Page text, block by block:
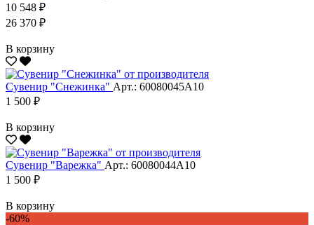
10 548 ₽
26 370 ₽
В корзину
Сувенир "Снежинка" Арт.: 60080045А10
1 500 ₽
В корзину
Сувенир "Варежка" Арт.: 60080044А10
1 500 ₽
В корзину
-60%